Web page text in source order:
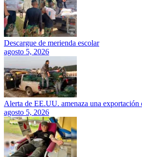
Descargue de merienda escolar
agosto 5, 2026
Alerta de EE.UU. amenaza una
agosto 5, 2026